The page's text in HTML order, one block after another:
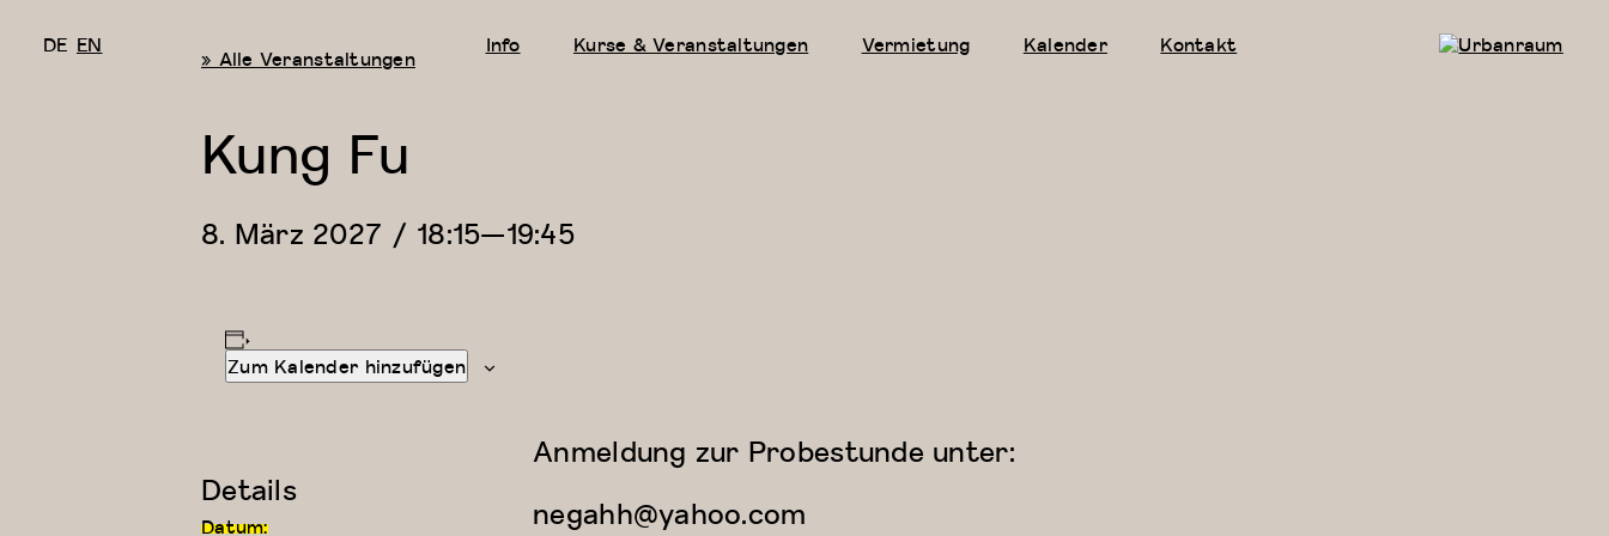
Info Kurse & Veranstaltungen Vermietung Kalender Kontakt
DE EN « Alle Veranstaltungen
Kung Fu
8. März 2027 / 18:15—19:45
Anmeldung zur Probestunde unter:
negahh@yahoo.com
Zum Kalender hinzufügen
Details
Datum: